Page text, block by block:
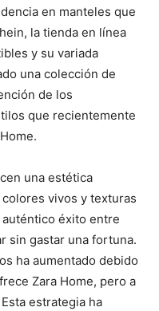
en manteles que
la tienda en línea
y su variada
una colección de
de los
que recientemente
una estética
vivos y texturas
éxito entre
sin gastar una fortuna.
ha aumentado debido
Zara Home, pero a
estrategia ha